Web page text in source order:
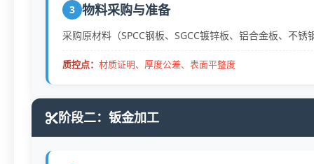
3 物料采购与准备
采购原材料（SPCC钢板、SGCC镀锌板、铝合金板、不
质控点： 材质证明、厚度公差、表面平整度
阶段二：钣金加工